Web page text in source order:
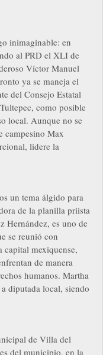
inimaginable: en
al PRD el XLI de
Víctor Manuel
ya se maneja el
del Consejo Estatal
como posible
local. Aunque no se
campesino Max
lidere la
un tema álgido para
de la planilla priista
Hernández, es uno de
se reunió con
capital mexiquense,
de manera
humanos. Martha
diputada local, siendo
de Villa del
del municipio, en la